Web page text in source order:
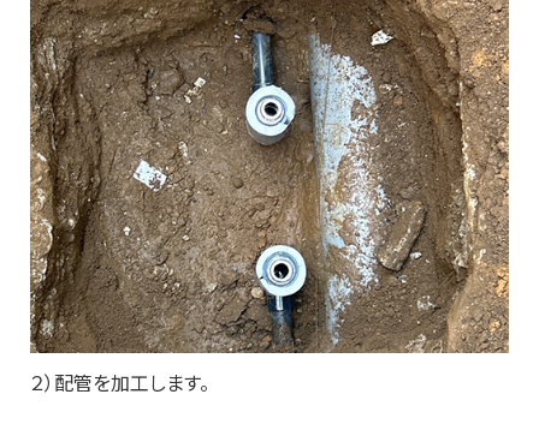
２）配管を加工します。